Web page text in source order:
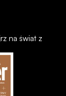
na świat z